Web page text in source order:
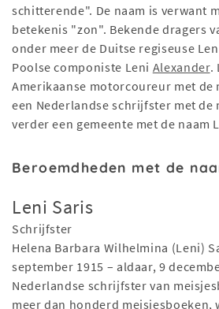
schitterende". De naam is verwant
betekenis "zon". Bekende dragers
onder meer de Duitse regiseuse
Poolse componiste Leni Alexander.
Amerikaanse motorcoureur met de
een Nederlandse schrijfster met de
verder een gemeente met de naam
Beroemdheden met de
Leni Saris
Schrijfster
Helena Barbara Wilhelmina (Leni)
september 1915 – aldaar, 9
Nederlandse schrijfster van
meer dan honderd meisjesboeken,